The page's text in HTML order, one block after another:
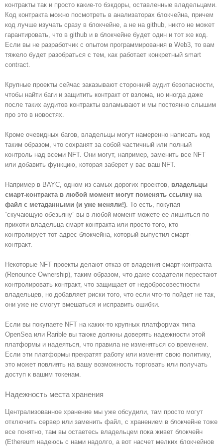
контракты так и просто какие-то бэкдоры, оставленные владельцами.
Код контракта можно посмотреть в анализаторах блокчейна, причем
код лучше изучать сразу в блокчейне, а не на github, никто не может
гарантировать, что в github и в блокчейне будет один и тот же код.
Если вы не разработчик с опытом программирования в Web3, то вам
тяжело будет разобраться с тем, как работает конкретный smart
contract.
Крупные проекты сейчас заказывают сторонний аудит безопасности,
чтобы найти баги и защитить контракт от взлома, но иногда даже
после таких аудитов контракты взламывают и мы постоянно слышим
про это в новостях.
Кроме очевидных багов, владельцы могут намеренно написать код
таким образом, что сохранят за собой частичный или полный
контроль над всеми NFT. Они могут, например, заменить все NFT
или добавить функцию, которая заберет у вас ваш NFT.
Например в BAYC, одном из самых дорогих проектов, владельцы
смарт-контракта в любой момент могут поменять ссылку на
файл с метаданными (и уже меняли!) . То есть, покупая
“скучающую обезьяну” вы в любой момент можете ее лишиться по
прихоти владельца смарт-контракта или просто того, кто
контролирует тот адрес блокчейна, который выпустил смарт-
контракт.
Некоторые NFT проекты делают отказ от владения смарт-контракта
(Renounce Ownership), таким образом, что даже создатели перестают
контролировать контракт, что защищает от недобросовестности
владельцев, но добавляет риски того, что если что-то пойдет не так,
они уже не смогут вмешаться и исправить ошибки.
Если вы покупаете NFT на каких-то крупных платформах типа
OpenSea или Rarible вы также должны доверять надежности этой
платформы и надеяться, что правила не изменяться со временем.
Если эти платформы прекратят работу или изменят свою политику,
это может повлиять на вашу возможность торговать или получать
доступ к вашим токенам.
Надежность места хранения
Централизованное хранение мы уже обсудили, там просто могут
отключить сервер или заменить файл, с хранением в блокчейне тоже
все понятно, там вы остаетесь владельцем пока живет блокчейн
(Ethereum надеюсь с нами надолго, а вот насчет мелких блокчейнов